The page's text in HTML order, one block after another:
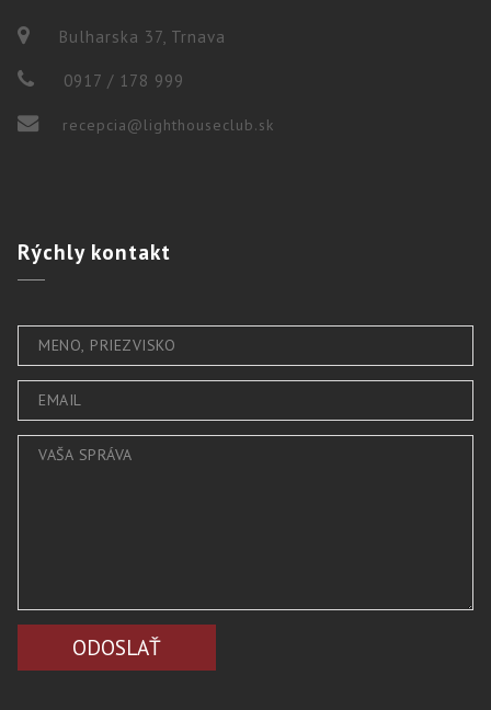
Bulharska 37, Trnava
0917 / 178 999
recepcia@lighthouseclub.sk
Rýchlykontakt